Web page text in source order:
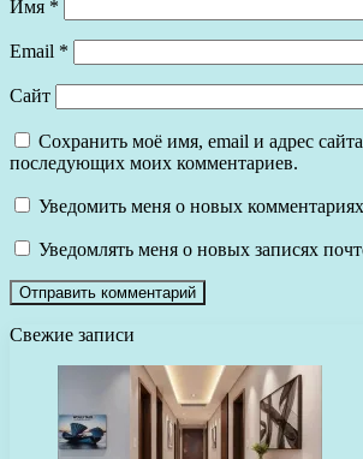
Имя *
Email *
Сайт
Сохранить моё имя, email и адрес
последующих моих комментариев.
Уведомить меня о новых
Уведомлять меня о новых записях
Свежие записи